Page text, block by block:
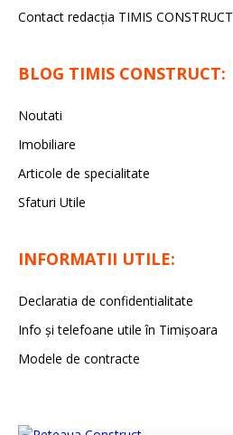
Contact redacția TIMIS CONSTRUCT
BLOG TIMIS CONSTRUCT:
Noutati
Imobiliare
Articole de specialitate
Sfaturi Utile
INFORMATII UTILE:
Declaratia de confidentialitate
Info și telefoane utile în Timișoara
Modele de contracte